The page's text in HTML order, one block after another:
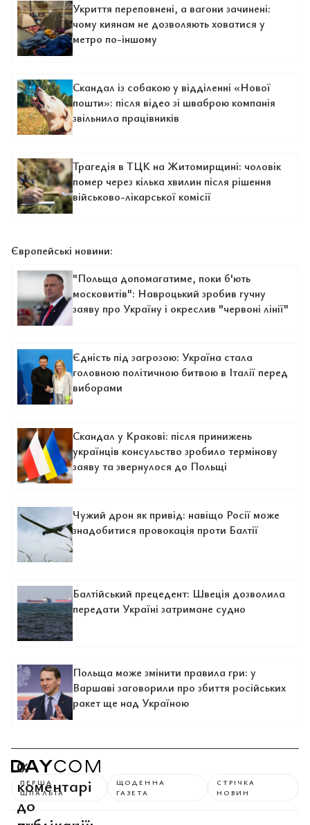
Укриття переповнені, а вагони зачинені:
чому киянам не дозволяють ховатися у
метро по-іншому
Скандал із собакою у відділенні «Нової
пошти»: після відео зі шваброю компанія
звільнила працівників
Трагедія в ТЦК на Житомирщині: чоловік
помер через кілька хвилин після рішення
військово-лікарської комісії
Європейські новини:
"Польща допомагатиме, поки б'ють
московитів": Навроцький зробив гучну
заяву про Україну і окреслив "червоні лінії"
Єдність під загрозою: Україна стала
головною політичною битвою в Італії перед
виборами
Скандал у Кракові: після принижень
українців консульство зробило термінову
заяву та звернулося до Польщі
Чужий дрон як привід: навіщо Росії може
знадобитися провокація проти Балтії
Балтійський прецедент: Швеція дозволила
передати Україні затримане судно
Польща може змінити правила гри: у
Варшаві заговорили про збиття російських
ракет ще над Україною
0
коментарі
до
ПЕРША
ШПАЛЬТА
ЩОДЕННА
ГАЗЕТА
СТРІЧКА
НОВИН